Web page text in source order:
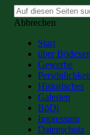
Suche
nach:
Abbrechen
Start
über Bödexen
Gewerbe
Historisches
Galerien
BöDi
Impressum
Datenschutz